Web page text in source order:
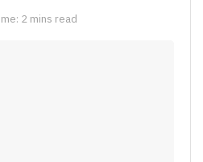
2 mins read